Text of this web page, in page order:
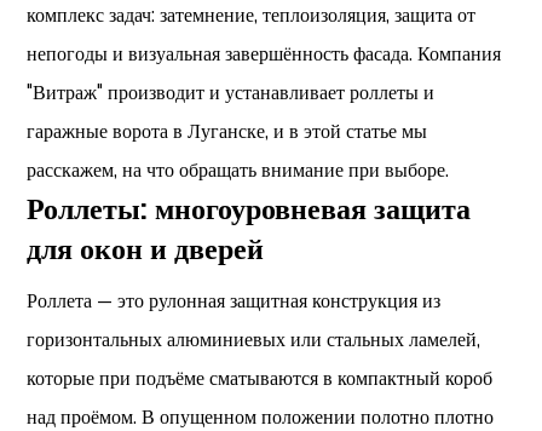
комплекс задач: затемнение, теплоизоляция, защита от
непогоды и визуальная завершённость фасада.Компания
"Витраж" производит и устанавливает роллеты и
гаражные ворота в Луганске, и в этой статье мы
расскажем, на что обращать внимание при выборе.
Роллеты: многоуровневая защита
для окон и дверей
Роллета — это рулонная защитная конструкция из
горизонтальных алюминиевых или стальных ламелей,
которые при подъёме сматываются в компактный короб
над проёмом. В опущенном положении полотно плотно